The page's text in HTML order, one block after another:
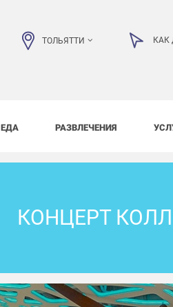
ТОЛЬЯТТИ КАК
ЕДА РАЗВЛЕЧЕНИЯ
КОНЦЕРТ